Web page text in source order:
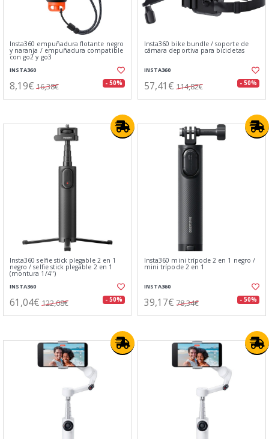
Insta360 empuñadura flotante negro
y naranja / empuñadura compatible
con go2 y go3
INSTA360
8,19€ 16,38€ - 50%
Insta360 bike bundle / soporte de
cámara deportiva para bicicletas
INSTA360
57,41€ 114,82€ - 50%
Insta360 selfie stick plegable 2 en 1
negro / selfie stick plegable 2 en 1
(montura 1/4")
INSTA360
61,04€ 122,08€ - 50%
Insta360 mini trípode 2 en 1 negro /
mini trípode 2 en 1
INSTA360
39,17€ 78,34€ - 50%